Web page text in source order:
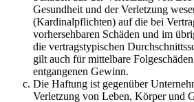
Gesundheit und der Verletzung
(Kardinalpflichten) auf die bei
vorhersehbaren Schäden und im
die vertragstypischen
gilt auch für mittelbare
entgangenen Gewinn.
Die Haftung ist gegenüber
Verletzung von Leben, Körper und